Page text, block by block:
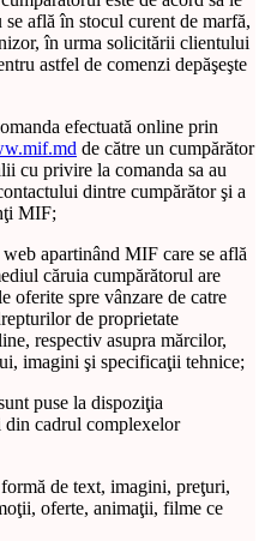
se află în stocul curent de marfă,
în urma solicitării clientului
astfel de comenzi depăşeşte
efectuată online prin
de către un cumpărător
cu privire la comanda sa au
dintre cumpărător şi a
MIF;
apartinând MIF care se află
căruia cumpărătorul are
oferite spre vânzare de catre
de proprietate
respectiv asupra mărcilor,
imagini şi specificaţii tehnice;
puse la dispoziţia
din cadrul complexelor
de text, imagini, preţuri,
oferte, animaţii, filme ce